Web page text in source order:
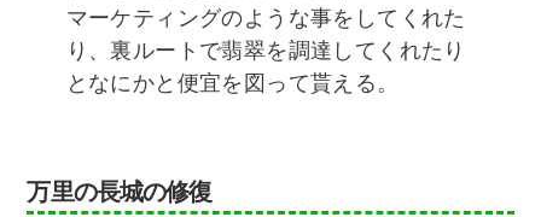
マーケティングのような事をしてくれた
り、裏ルートで翡翠を調達してくれたり
となにかと便宜を図って貰える。
万里の長城の修復